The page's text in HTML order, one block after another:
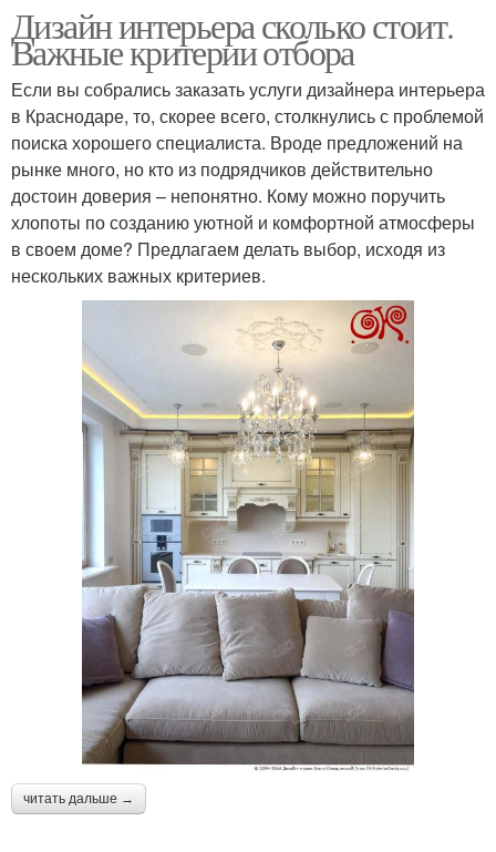
Дизайн интерьера сколько стоит.
Важные критерии отбора
Если вы собрались заказать услуги дизайнера интерьера
в Краснодаре, то, скорее всего, столкнулись с проблемой
поиска хорошего специалиста. Вроде предложений на
рынке много, но кто из подрядчиков действительно
достоин доверия – непонятно. Кому можно поручить
хлопоты по созданию уютной и комфортной атмосферы
в своем доме? Предлагаем делать выбор, исходя из
нескольких важных критериев.
читать дальше →